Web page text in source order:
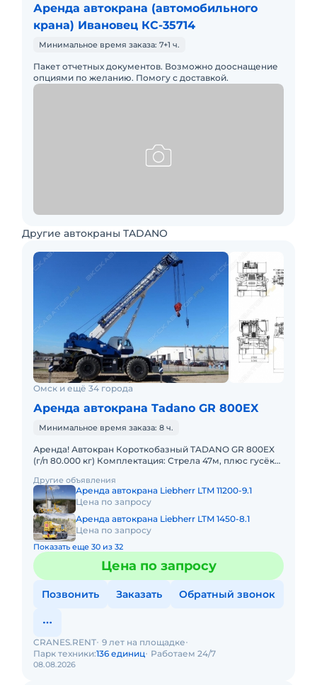
Аренда автокрана (автомобильного
крана) Ивановец КС-35714
Минимальное время заказа: 7+1 ч.
Пакет отчетных документов. Возможно дооснащение
опциями по желанию. Помогу с доставкой.
Другие автокраны TADANO
Омск и ещё 34 города
Аренда автокрана Tadano GR 800EX
Минимальное время заказа: 8 ч.
Аренда! Автокран Короткобазный TADANO GR 800EX
(г/п 80.000 кг) Комплектация: Стрела 47м, плюс гусёк
и прохо
Другие объявления
Аренда автокрана Liebherr LTM 11200-9.1
Цена по запросу
Аренда автокрана Liebherr LTM 1450-8.1
Цена по запросу
Показать еще 30 из 32
Цена по запросу
Позвонить Заказать Обратный звонок
08.08.2026
CRANES.RENT 9 лет на площадке
Парк техники:136 единиц Работаем 24/7